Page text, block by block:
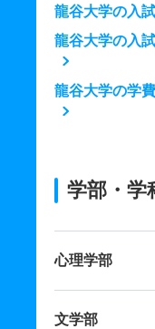
龍谷大学の入
龍谷大学の入
龍谷大学の学
学部・学
心理学部
文学部